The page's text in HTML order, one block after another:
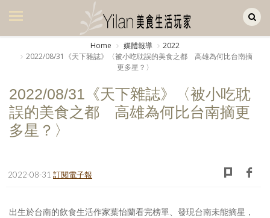
美食集
美飲集
廚房集
旅遊集
旅遊美食集
日記簿
Home 媒體報導
2022
2022/08/31《天下雜誌》〈被小吃耽誤的美食之都 高雄為何比台南摘
更多星？〉
2022/08/31《天下雜誌》〈被小吃耽
誤的美食之都 高雄為何比台南摘更
多星？〉
2022-08-31 訂閱電子報
出生於台南的飲食生活作家葉怡蘭看完榜單、發現台南未能摘星，